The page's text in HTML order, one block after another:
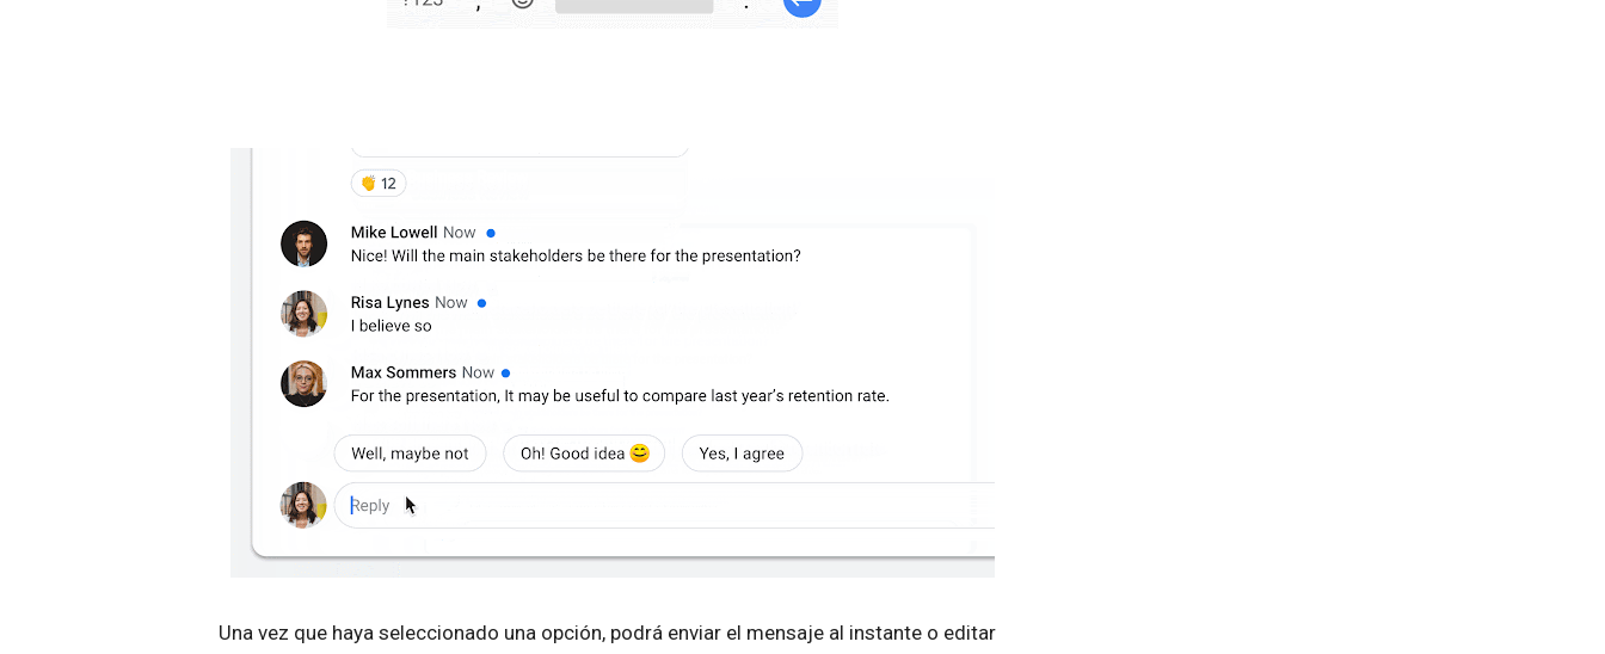
Una vez que haya seleccionado una opción, podrá enviar el mensaje al instante o editar